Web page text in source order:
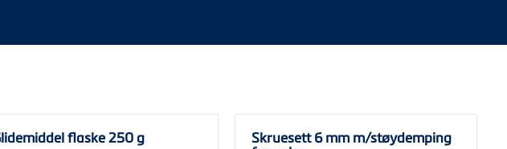
flaske 250 g Skruesett 6 mm m/støydemping